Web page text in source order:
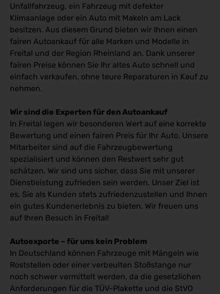
Unfallfahrzeug, ein Fahrzeug mit defekter
Klimaanlage oder ein Auto mit Makeln am Lack
besitzen. Aus diesem Grund bieten wir Ihnen einen
fairen Autoankauf für alle Marken und Modelle in
Freital und der Region Rheinland an. Dank unserer
fairen Preise können Sie Ihr altes Auto schnell und
einfach verkaufen, ohne teure Reparaturen in Kauf zu
nehmen.
Wir sind die Experten für den Autoankauf
In Freital legen wir besonderen Wert auf eine korrekte
Bewertung und einen fairen Preis für Ihr Auto. Unsere
Mitarbeiter sind auf die Fahrzeugbewertung
spezialisiert und können den Restwert sehr gut
schätzen. Wir sind uns sicher, dass Sie mit unserer
Dienstleistung zufrieden sein werden. Unser Ziel ist
es, Sie als Kunden stets zufriedenzustellen und Ihnen
ein gutes Kundenerlebnis zu bieten. Wir freuen uns
auf Ihren Besuch in Freital!
Autoexporte – für uns kein Problem
In Deutschland können Fahrzeuge mit Mängeln wie
Roststellen oder einer verbeulten Stoßstange nur
noch schwer vermittelt werden, da die gesetzlichen
Anforderungen für die TÜV-Plakette und die StVO